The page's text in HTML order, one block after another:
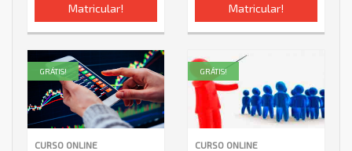
Matricular! Matricular!
CURSO ONLINE
GRÁTIS!
CURSO ONLINE
GRÁTIS!